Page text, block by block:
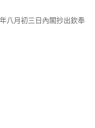
八月初三日內閣抄出欽奉